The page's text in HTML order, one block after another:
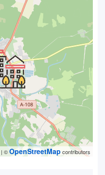
| ©OpenStreetMap contributors